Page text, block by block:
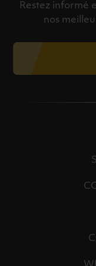
Restez informé
nos